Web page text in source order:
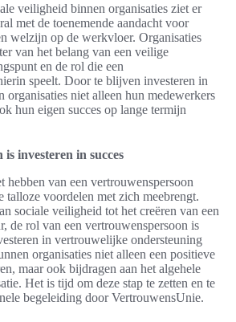
veiligheid binnen organisaties ziet er
met de toenemende aandacht voor
welzijn op de werkvloer. Organisaties
van het belang van een veilige
en de rol die een
speelt. Door te blijven investeren in
organisaties niet alleen hun medewerkers
hun eigen succes op lange termijn
investeren in succes
hebben van een vertrouwenspersoon
talloze voordelen met zich meebrengt.
sociale veiligheid tot het creëren van een
de rol van een vertrouwenspersoon is
in vertrouwelijke ondersteuning
organisaties niet alleen een positieve
maar ook bijdragen aan het algehele
Het is tijd om deze stap te zetten en te
begeleiding door VertrouwensUnie.